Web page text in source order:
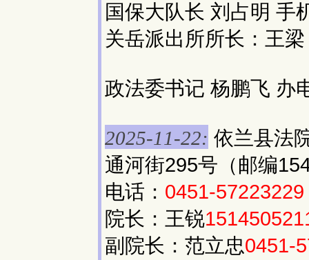
国保大队长 刘占明 手
关岳派出所所长：王
政法委书记 杨鹏飞 办
2025-11-22: 依兰县法
通河街295号（邮编
电话： 0451-57223229
院长：王锐
副院长：范立忠0451-